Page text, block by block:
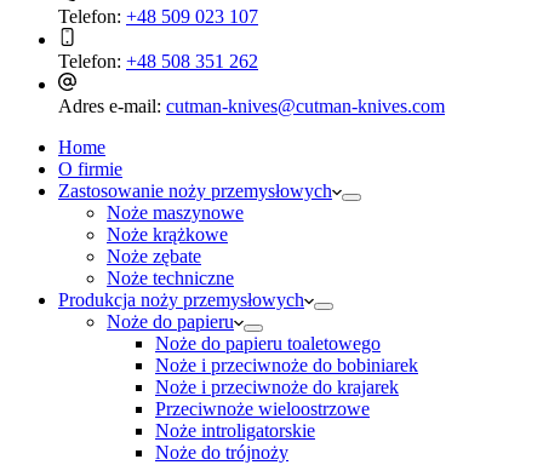
Telefon: +48 509 023 107
Telefon: +48 508 351 262
Adres e-mail: cutman-knives@cutman-knives.com
Home
O firmie
Zastosowanie noży przemysłowych
Noże maszynowe
Noże krążkowe
Noże zębate
Noże techniczne
Produkcja noży przemysłowych
Noże do papieru
Noże do papieru toaletowego
Noże i przeciwnoże do bobiniarek
Noże i przeciwnoże do krajarek
Przeciwnoże wieloostrzowe
Noże introligatorskie
Noże do trójnoży